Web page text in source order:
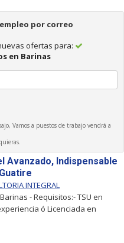
por correo
ofertas para:
en Barinas
Vamos a puestos de trabajo vendrá a
Indispensable
INTEGRAL
- Requisitos:- TSU en
ó Licenciada en